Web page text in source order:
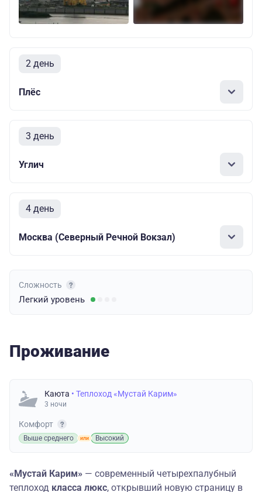
2 день
Плёс
3 день
Углич
4 день
Москва (Северный Речной Вокзал)
Сложность
Легкий уровень
Проживание
Каюта • Теплоход «Мустай Карим»
3 ночи
Комфорт
Выше среднего Высокий
«Мустай Карим» — современный четырехпалубный
теплоход класса люкс, открывший новую страницу в